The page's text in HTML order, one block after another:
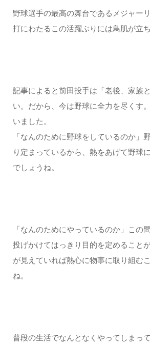
野球選手の最高の舞台であるメジャー
打にわたるこの活躍ぶりには鳥肌が立ち
記事によると前田投手は「老後、家族
い。だから、今は野球に全力を尽くす
いました。
「なんのために野球をしているのか」
り定まっているから、熱をあげて野球
でしょうね。
「なんのためにやっているのか」この
投げかけてはっきり目的を定めること
が見えていれば熱心に物事に取り組む
ね。
普段の生活でなんとなくやってしまっ